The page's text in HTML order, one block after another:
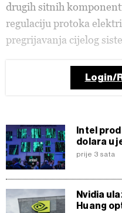
drugih sitnih
regulaciju protoka
pregrijavanja cijelog
Login/
Intel
dolara u
prije 3 sata
Nvidia
Huang